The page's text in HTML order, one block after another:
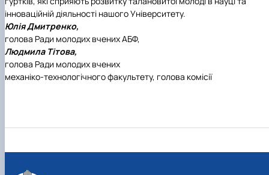
інноваційній діяльності нашого Університету.
Юлія Дмитренко,
голова Ради молодих вчених АБФ,
Людмила Тітова,
голова Ради молодих вчених
механіко-технологічного факультету, голова комісії